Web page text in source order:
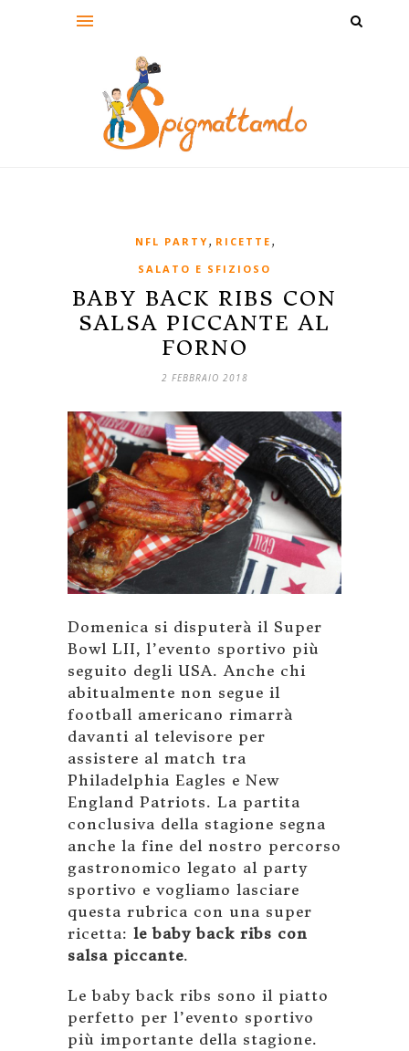
NFL PARTY , RICETTE ,
SALATO E SFIZIOSO
BABY BACK RIBS CON
SALSA PICCANTE AL
FORNO
2 FEBBRAIO 2018
Domenica si disputerà il Super
Bowl LII, l’evento sportivo più
seguito degli USA. Anche chi
abitualmente non segue il
football americano rimarrà
davanti al televisore per
assistere al match tra
Philadelphia Eagles e New
England Patriots. La partita
conclusiva della stagione segna
anche la fine del nostro percorso
gastronomico legato al party
sportivo e vogliamo lasciare
questa rubrica con una super
ricetta: le baby back ribs con
salsa piccante.
Le baby back ribs sono il piatto
perfetto per l’evento sportivo
più importante della stagione.